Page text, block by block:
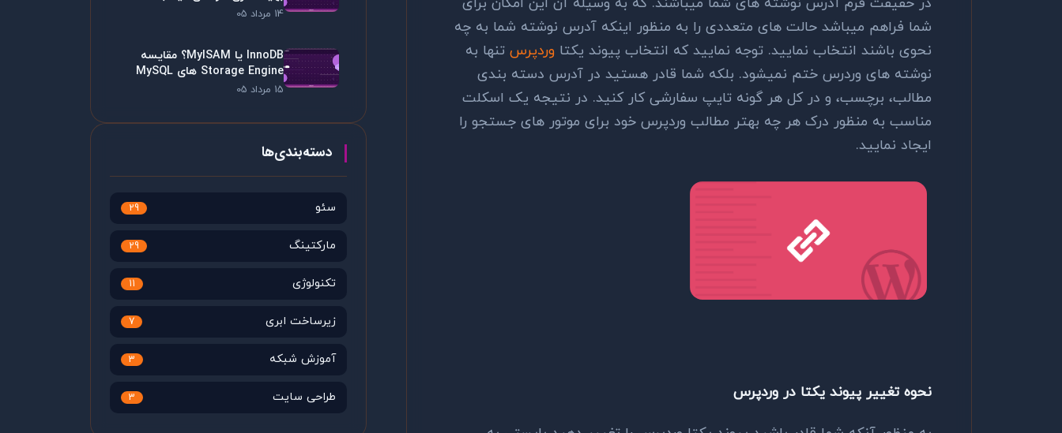
شما فراهم میباشد حالت های متعددی را به منظور اینکه آدرس نوشته شما به چه
نحوی باشند انتخاب نمایید. توجه نمایید که انتخاب پیوند یکتا وردپرس تنها به
نوشته های وردرس ختم نمیشود. بلکه شما قادر هستید در آدرس دسته بندی
مطالب، برچسب، و در کل هر گونه تایپ سفارشی کار کنید. در نتیجه یک اسکلت
مناسب به منظور درک هر چه بهتر مطالب وردپرس خود برای موتور های جستجو را
ایجاد نمایید.
نحوه تغییر پیوند یکتا در وردپرس
14 مرداد 05
InnoDB یا MyISAM؟ مقایسه
Storage Engine های MySQL
15 مرداد 05
دسته‌بندی‌ها
سئو 29
مارکتینگ 29
تکنولوژی 11
زیرساخت ابری 7
آموزش شبکه 3
طراحی سایت 3